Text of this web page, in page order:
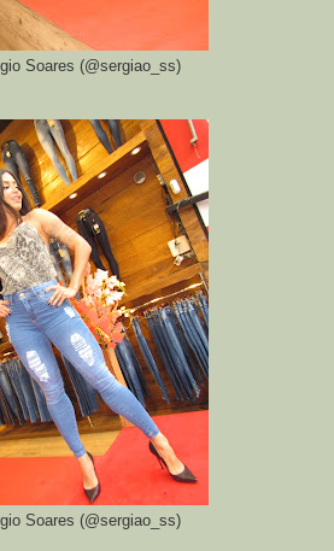
Soares (@sergiao_ss)
Soares (@sergiao_ss)